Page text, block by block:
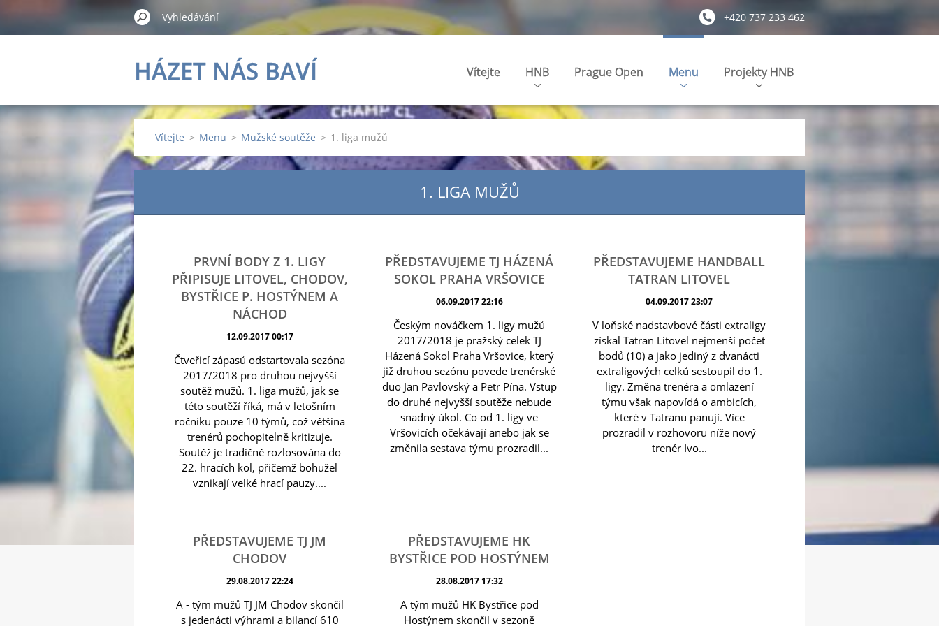
+420 737 233 462
HÁZET NÁS BAVÍ Vítejte HNB Prague Open Menu Projekty HNB
Vítejte > Menu > Mužské soutěže > 1. liga mužů
1. LIGA MUŽŮ
PRVNÍ BODY Z 1. LIGY
PŘIPISUJE LITOVEL, CHODOV,
BYSTŘICE P. HOSTÝNEM A
NÁCHOD
12.09.2017 00:17
Čtveřicí zápasů odstartovala sezóna
2017/2018 pro druhou nejvyšší
soutěž mužů. 1. liga mužů, jak se
této soutěží říká, má v letošním
ročníku pouze 10 týmů, což většina
trenérů pochopitelně kritizuje.
Soutěž je tradičně rozlosována do
22. hracích kol, přičemž bohužel
vznikají velké hrací pauzy....
PŘEDSTAVUJEME TJ HÁZENÁ
SOKOL PRAHA VRŠOVICE
06.09.2017 22:16
Českým nováčkem 1. ligy mužů
2017/2018 je pražský celek TJ
Házená Sokol Praha Vršovice, který
již druhou sezónu povede trenérské
duo Jan Pavlovský a Petr Pína. Vstup
do druhé nejvyšší soutěže nebude
snadný úkol. Co od 1. ligy ve
Vršovicích očekávají anebo jak se
změnila sestava týmu prozradil...
PŘEDSTAVUJEME HANDBALL
TATRAN LITOVEL
04.09.2017 23:07
V loňské nadstavbové části extraligy
získal Tatran Litovel nejmenší počet
bodů (10) a jako jediný z dvanácti
extraligových celků sestoupil do 1.
ligy. Změna trenéra a omlazení
týmu však napovídá o ambicích,
které v Tatranu panují. Více
prozradil v rozhovoru níže nový
trenér Ivo...
PŘEDSTAVUJEME TJ JM
CHODOV
29.08.2017 22:24
A - tým mužů TJ JM Chodov skončil
s jedenácti výhrami a bilancí 610
PŘEDSTAVUJEME HK
BYSTŘICE POD HOSTÝNEM
28.08.2017 17:32
A tým mužů HK Bystřice pod
Hostýnem skončil v sezoně